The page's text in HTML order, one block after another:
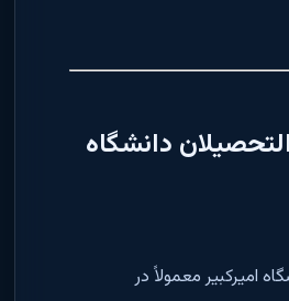
دانشگاه
امیرکبیر معمولاً در